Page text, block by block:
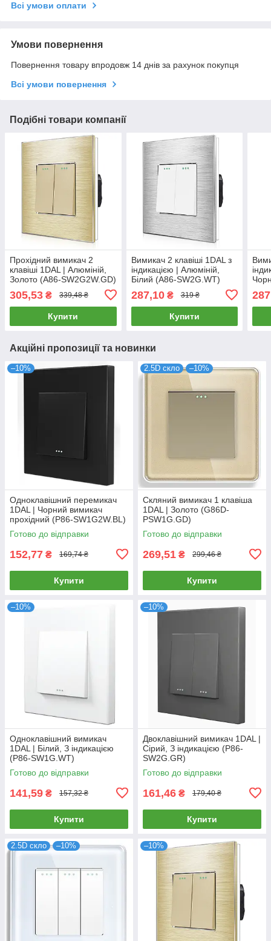
Всі умови оплати
Умови повернення
Повернення товару впродовж 14 днів за рахунок покупця
Всі умови повернення
Подібні товари компанії
Прохідний вимикач 2
клавіші 1DAL | Алюміній,
Золото (A86-SW2G2W.GD)
305,53 ₴ 339,48 ₴
Купити
Вимикач 2 клавіші 1DAL з
індикацією | Алюміній,
Білий (А86-SW2G.WT)
287,10₴ 319 ₴
Купити
Акційні пропозиції та новинки
–10%
Одноклавішний перемикач
1DAL | Чорний вимикач
прохідний (P86-SW1G2W.BL)
Готово до відправки
152,77 ₴ 169,74 ₴
Купити
2.5D скло –10%
Скляний вимикач 1 клавіша
1DAL | Золото (G86D-
PSW1G.GD)
Готово до відправки
269,51 ₴ 299,46 ₴
Купити
–10%
Одноклавішний вимикач
1DAL | Білий, З індикацією
(P86-SW1G.WT)
Готово до відправки
141,59 ₴ 157,32 ₴
Купити
–10%
Двоклавішний вимикач 1DAL |
Сірий, З індикацією (P86-
SW2G.GR)
Готово до відправки
161,46 ₴ 179,40 ₴
Купити
2.5D скло –10% –10%